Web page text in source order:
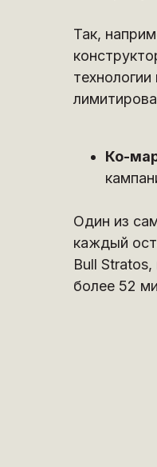
Так,
Ко-
Один из
каждый
Bull
более 52